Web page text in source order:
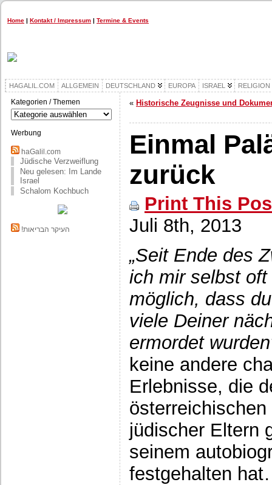
Home | Kontakt / Impressum | Termine & Events
HAGALIL.COM ALLGEMEIN DEUTSCHLAND EUROPA ISRAEL RELIGION
Kategorien / Themen
Kategorien
/
Themen
Werbung
haGalil.com
Jüdische Verzweiflung
Neu gelesen: Im Lande
Israel
Schalom Kochbuch
!העיקר הבריאות
« Historische Zeugnisse und
Einmal
zurück
Print This
Juli 8th, 2013
„Seit Ende des
ich mir selbst
möglich, dass
viele Deiner
ermordet wurden
keine andere
Erlebnisse, die
jüdischer Eltern
seinem
festgehalten